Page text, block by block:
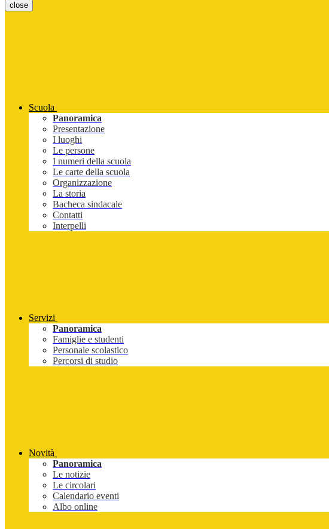
close
Scuola
Panoramica
Presentazione
I luoghi
Le persone
I numeri della scuola
Le carte della scuola
Organizzazione
La storia
Bacheca sindacale
Contatti
Interpelli
Servizi
Panoramica
Famiglie e studenti
Personale scolastico
Percorsi di studio
Novità
Panoramica
Le notizie
Le circolari
Calendario eventi
Albo online